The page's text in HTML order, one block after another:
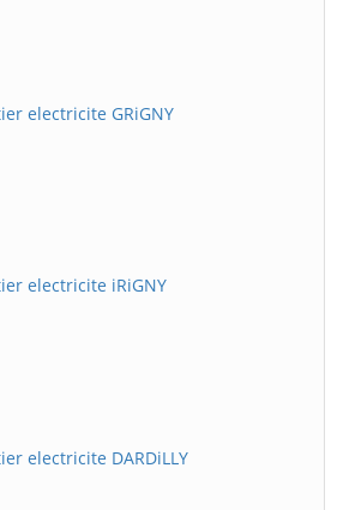
electricite GRiGNY
electricite iRiGNY
electricite DARDiLLY